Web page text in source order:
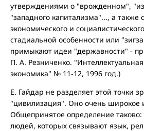
утверждениями о "врожденном",
"западного капитализма"..., а также
экономического и
стадиальной особенности или
примыкают идеи "державности" -
П. А. Резниченко.
экономика" № 11-12, 1996 год.)
Е. Гайдар не разделяет этой точки
"цивилизация". Оно очень широкое
Общепринятое определение таково:
людей, которых связывают язык,